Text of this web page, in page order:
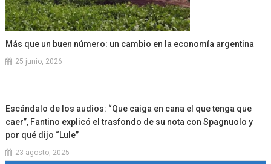
Más que un buen número: un cambio en la economía argentina
25 junio, 2026
Escándalo de los audios: “Que caiga en cana el que tenga que
caer”, Fantino explicó el trasfondo de su nota con Spagnuolo y
por qué dijo “Lule”
23 agosto, 2025